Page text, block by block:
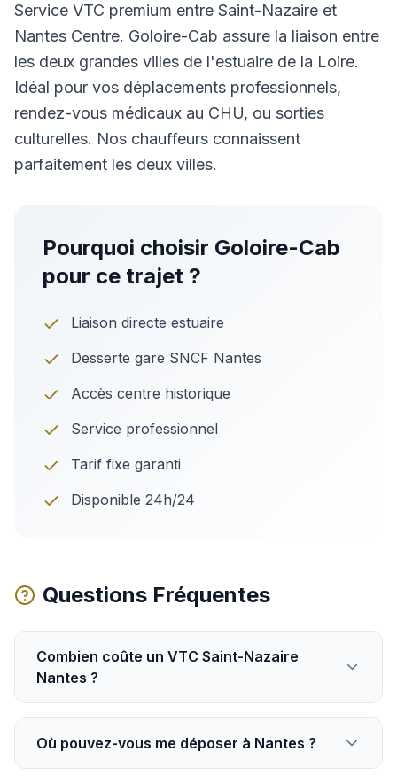
Service VTC premium entre Saint-Nazaire et
Nantes Centre. Goloire-Cab assure la liaison entre
les deux grandes villes de l'estuaire de la Loire.
Idéal pour vos déplacements professionnels,
rendez-vous médicaux au CHU, ou sorties
culturelles. Nos chauffeurs connaissent
parfaitement les deux villes.
Pourquoi choisir Goloire-Cab
pour ce trajet ?
Liaison directe estuaire
Desserte gare SNCF Nantes
Accès centre historique
Service professionnel
Tarif fixe garanti
Disponible 24h/24
Questions Fréquentes
Combien coûte un VTC Saint-Nazaire
Nantes ?
Où pouvez-vous me déposer à Nantes ?